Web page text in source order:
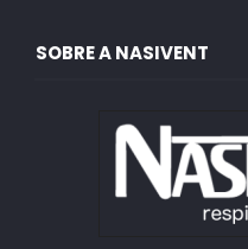
SOBRE A NASIVENT